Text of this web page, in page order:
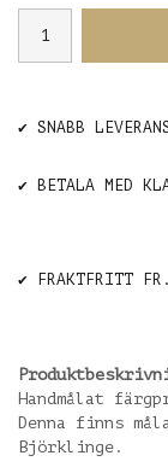
✔️ SNABB
✔️ BETALA MED
✔️ FRAKTFRITT
Handmålat
Denna finns
Björklinge.